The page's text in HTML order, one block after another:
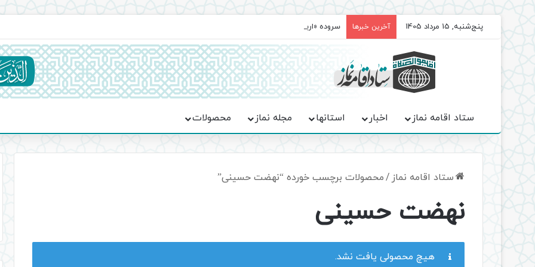
پنج‌شنبه, 15 مرداد 1405 آخرین خبرها سروده‌ «اربعین»؛ روایت حماسه، استقامت و تمدن‌سازی امت اسلامی
ستاد اقامه نماز اخبار استانها مجله نماز محصولات
ستاد اقامه نماز /محصولات برچسب خورده “نهضت حسینی”
نهضت حسینی
هیچ محصولی یافت نشد.